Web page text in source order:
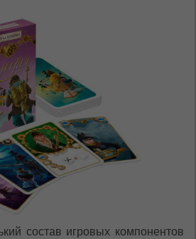
состав игровых компонентов